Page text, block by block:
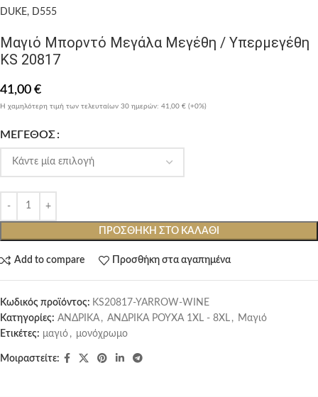
DUKE, D555
Μαγιό Μπορντό Μεγάλα Μεγέθη / Υπερμεγέθη
KS 20817
41,00 €
Η χαμηλότερη τιμή των τελευταίων 30 ημερών: 41,00 € (+0%)
ΜΈΓΕΘΟΣ
ΠΡΟΣΘΉΚΗ ΣΤΟ ΚΑΛΆΘΙ
Add to compare Προσθήκη στα αγαπημένα
Κωδικός προϊόντος: KS20817-YARROW-WINE
Κατηγορίες: ΑΝΔΡΙΚΑ , ΑΝΔΡΙΚΑ ΡΟΥΧΑ 1XL - 8XL , Μαγιό
Ετικέτες: μαγιό , μονόχρωμο
Μοιραστείτε: